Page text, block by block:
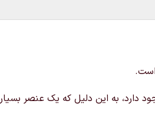
دارد، به این دلیل که یک عنصر